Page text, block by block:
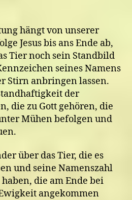
hängt von unserer
Jesus bis ans Ende ab,
Tier noch sein Standbild
seines Namens
Stirn anbringen lassen.
der
die zu Gott gehören, die
Mühen befolgen und
über das Tier, die es
und seine Namenszahl
die am Ende bei
angekommen